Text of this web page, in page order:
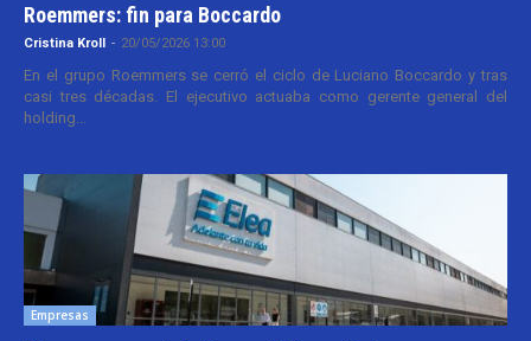
Roemmers: fin para Boccardo
Cristina Kroll - 20/05/2026 13:00
En el grupo Roemmers se cerró el ciclo de Luciano Boccardo y tras
casi tres décadas. El ejecutivo actuaba como gerente general del
holding...
Empresas